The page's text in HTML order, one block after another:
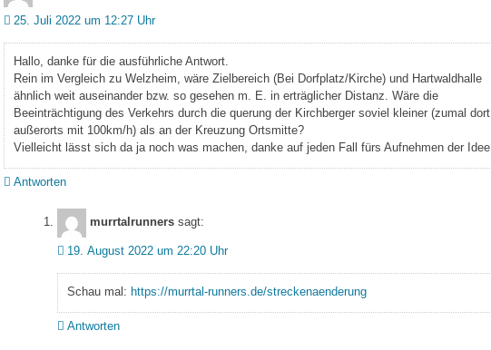
25. Juli 2022 um 12:27 Uhr
Hallo, danke für die ausführliche Antwort.
Rein im Vergleich zu Welzheim, wäre Zielbereich (Bei Dorfplatz/Kirche) und Hartwaldhalle
ähnlich weit auseinander bzw. so gesehen m. E. in erträglicher Distanz. Wäre die
Beeinträchtigung des Verkehrs durch die querung der Kirchberger soviel kleiner (zumal dort
außerorts mit 100km/h) als an der Kreuzung Ortsmitte?
Vielleicht lässt sich da ja noch was machen, danke auf jeden Fall fürs Aufnehmen der Idee.
Antworten
murrtalrunners sagt:
19. August 2022 um 22:20 Uhr
Schau mal: https://murrtal-runners.de/streckenaenderung
Antworten